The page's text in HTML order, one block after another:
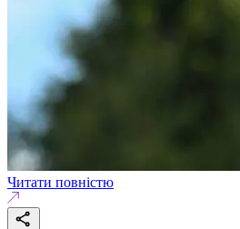
Читати повністю